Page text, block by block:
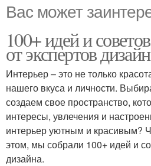
Вас может
100+ идей и
от экспертов
Интерьер – это не только
нашего вкуса и личности.
создаем свое пространство,
интересы, увлечения и
интерьер уютным и красивым?
этом, мы собрали 100+ идей и
дизайна.